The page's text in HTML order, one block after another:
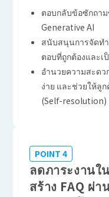
ตอบกลับข้อซักถา
Generative AI
สนับสนุนการจัดทำ
ตอบที่ถูกต้องและเ
อำนวยความสะดว
ง่าย และช่วยให้ลู
(Self-resolution)
POINT 4
ลดภาระงานใ
สร้าง FAQ ผ่า